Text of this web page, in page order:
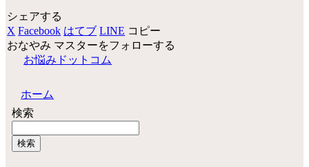
シェアする
X Facebook はてブ LINE コピー
おなやみ マスターをフォローする
お悩みドットコム
ホーム
検索
検索